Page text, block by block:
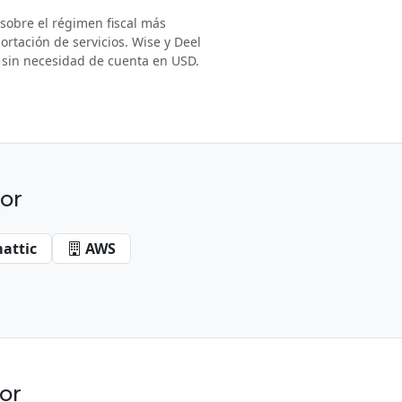
el régimen fiscal más
de servicios. Wise y Deel
necesidad de cuenta en USD.
AWS